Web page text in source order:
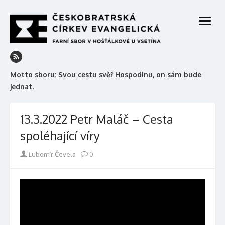
to
content
Motto sboru: Svou cestu svěř Hospodinu, on sám bude
jednat.
open
13.3.2022 Petr Maláč – Cesta
spoléhající víry
Author
Lubomír Čevela 0